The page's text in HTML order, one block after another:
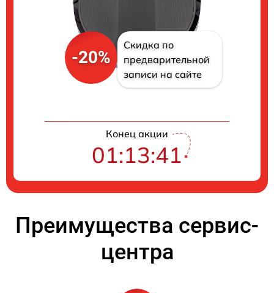
-20%
Скидка по
предварительной
записи на сайте
Конец акции
01:13:41
Преимущества сервис-
центра